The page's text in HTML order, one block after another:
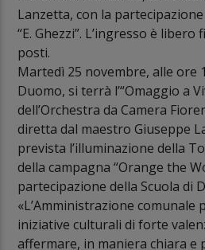
Lanzetta, con la
“E. Ghezzi”. L’ingresso è
posti.
Martedì 25 novembre, alle ore
Duomo, si terrà l’“Omaggio a
dell’Orchestra da Camera
diretta dal maestro Giuseppe
prevista l’illuminazione della
della campagna “Orange the
partecipazione della Scuola di
«L’Amministrazione comunale
iniziative culturali di forte
affermare, in maniera chiara e